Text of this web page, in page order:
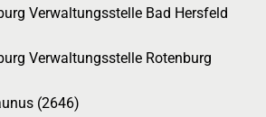
Verwaltungsstelle Bad Hersfeld
Verwaltungsstelle Rotenburg
(2646)